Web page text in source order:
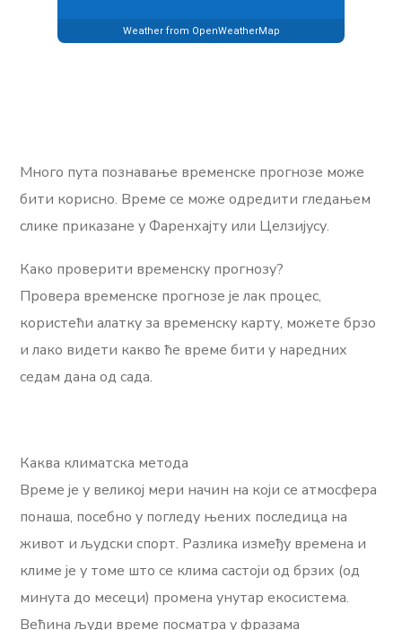
Weather from OpenWeatherMap
Много пута познавање временске прогнозе може
бити корисно. Време се може одредити гледањем
слике приказане у Фаренхајту или Целзијусу.
Како проверити временску прогнозу?
Провера временске прогнозе је лак процес,
користећи алатку за временску карту, можете брзо
и лако видети какво ће време бити у наредних
седам дана од сада.
Каква климатска метода
Време је у великој мери начин на који се атмосфера
понаша, посебно у погледу њених последица на
живот и људски спорт. Разлика између времена и
климе је у томе што се клима састоји од брзих (од
минута до месеци) промена унутар екосистема.
Већина људи време посматра у фразама